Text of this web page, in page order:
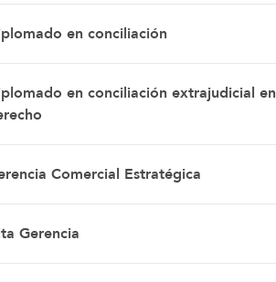
en conciliación
en conciliación extrajudicial en
Comercial Estratégica
Gerencia